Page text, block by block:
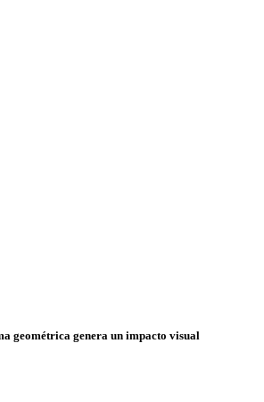
geométrica genera un impacto visual